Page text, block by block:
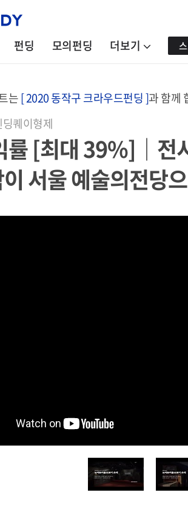
펀딩 모의펀딩 더보기
는[ 2020 동작구 크라우드펀딩 ]과 함께
퀘이형제
률 [최대 39%]｜전
서울 예술의전당